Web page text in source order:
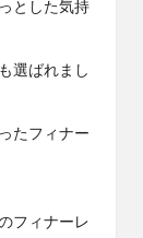
とした気持
選ばれまし
たフィナー
フィナーレ